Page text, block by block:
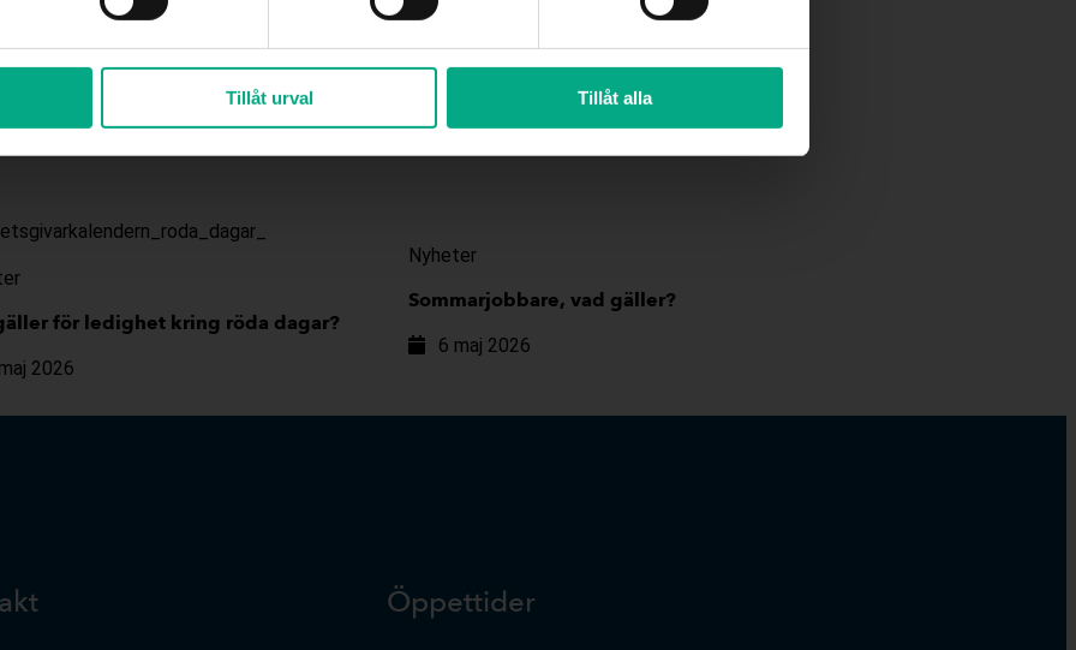
Tillåt urval Tillåt alla
samt
EU.
för ledighet kring röda dagar?
2026
Nyheter
Sommarjobbare, vad gäller?
6 maj 2026
Öppettider